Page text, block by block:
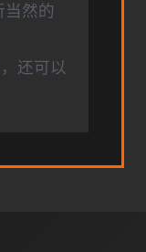
当然的
还可以